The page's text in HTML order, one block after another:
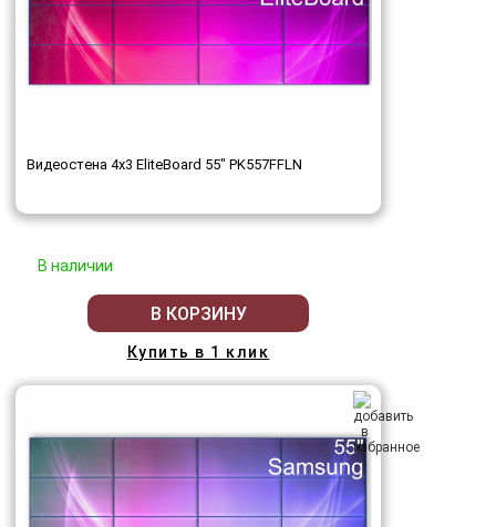
Видеостена 4x3 EliteBoard 55" PK557FFLN
В наличии
В КОРЗИНУ
Купить в 1 клик